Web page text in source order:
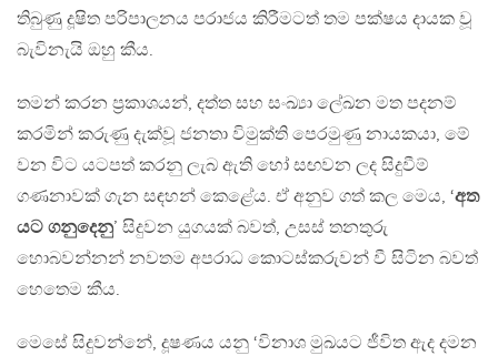
තිබුණු දූෂිත පරිපාලනය පරාජය කිරීමටත් තම පක්ෂය දායක වූ
බැවිනැයි ඔහු කීය.
තමන් කරන ප‍්‍රකාශයන්, දත්ත සහ සංඛ්‍යා ලේඛන මත පදනම්
කරමින් කරුණු දැක්වූ ජනතා විමුක්ති පෙරමුණු නායකයා, මේ
වන විට යටපත් කරනු ලැබ ඇති හෝ සඟවන ලද සිදුවීම්
ගණනාවක් ගැන සඳහන් කෙළේය. ඒ අනුව ගත් කල මෙය, ‘අත
යට ගනුදෙනු’ සිදුවන යුගයක් බවත්, උසස් තනතුරු
හොබවන්නන් නවතම අපරාධ කොටස්කරුවන් වී සිටින බවත්
හෙතෙම කීය.
මෙසේ සිදුවන්නේ, දූෂණය යනු ‘විනාශ මුඛයට ජීවිත ඇද දමන